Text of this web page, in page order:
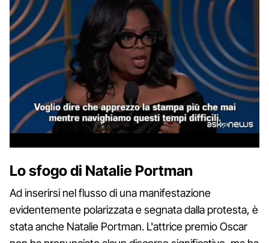
Lo sfogo di Natalie Portman
Ad inserirsi nel flusso di una manifestazione
evidentemente polarizzata e segnata dalla protesta, è
stata anche Natalie Portman. L'attrice premio Oscar